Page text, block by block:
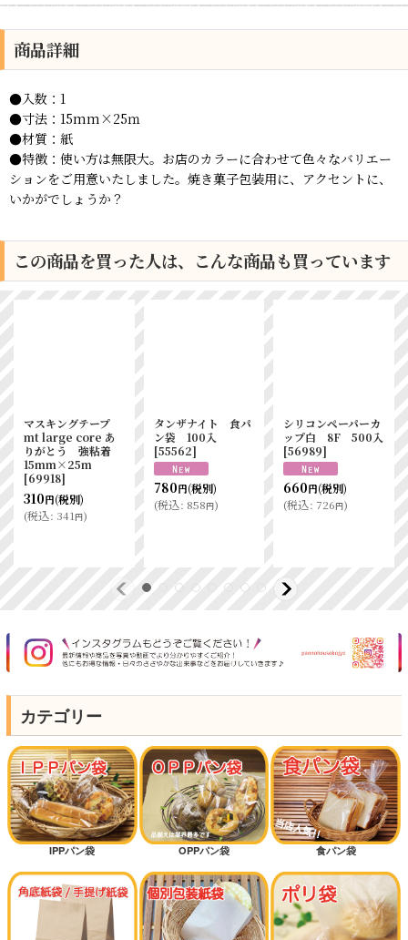
商品詳細
●入数：1
●寸法：15mm×25ｍ
●材質：紙
●特徴：使い方は無限大。お店のカラーに合わせて色々なバリエー
ションをご用意いたしました。焼き菓子包装用に、アクセントに、
いかがでしょうか？
この商品を買った人は、こんな商品も買っています
マスキングテープ
mt large core あ
りがとう 強粘着
15mm×25m
[69918]
310円(税別)
(税込: 341円)
タンザナイト 食パ
ン袋 100入
[55562]
780円(税別)
(税込: 858円)
シリコンペーパーカ
ップ白 8F 500入
[56989]
660円(税別)
(税込: 726円)
カテゴリー
IPPパン袋 OPPパン袋 食パン袋